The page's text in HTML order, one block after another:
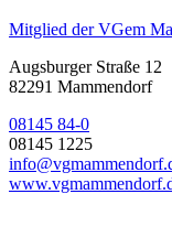
Mitglied der VGem
Augsburger Straße 12
82291 Mammendorf
08145 84-0
08145 1225